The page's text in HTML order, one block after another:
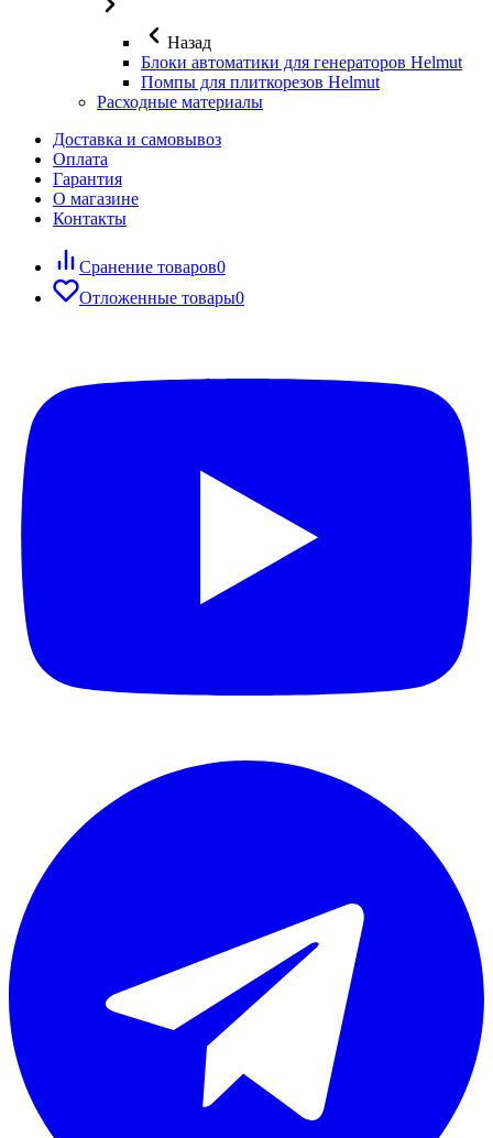
Назад
Блоки автоматики для генераторов Helmut
Помпы для плиткорезов Helmut
Расходные материалы
Доставка и самовывоз
Оплата
Гарантия
О магазине
Контакты
Сранение товаров0
Отложенные товары0